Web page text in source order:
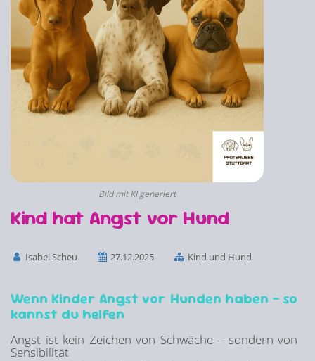
Bild mit KI generiert
Kind hat Angst vor Hund
Isabel Scheu 27.12.2025 Kind und Hund
Wenn Kinder Angst vor Hunden haben – so
kannst du helfen
Angst ist kein Zeichen von Schwäche – sondern von
Sensibilität